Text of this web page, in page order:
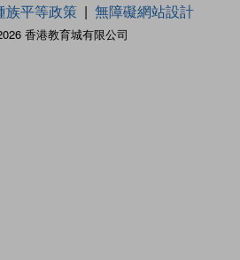
香港教育城有限公司
族平等政策 無障礙網站設計